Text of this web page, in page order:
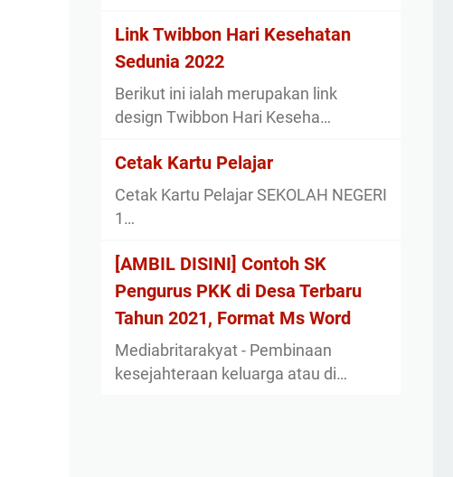
Link Twibbon Hari Kesehatan
Sedunia 2022
Berikut ini ialah merupakan link
design Twibbon Hari Keseha…
Cetak Kartu Pelajar
Cetak Kartu Pelajar SEKOLAH NEGERI
1…
[AMBIL DISINI] Contoh SK
Pengurus PKK di Desa Terbaru
Tahun 2021, Format Ms Word
Mediabritarakyat - Pembinaan
kesejahteraan keluarga atau di…